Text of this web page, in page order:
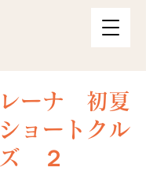
ーナ 初夏
ョートクル
２